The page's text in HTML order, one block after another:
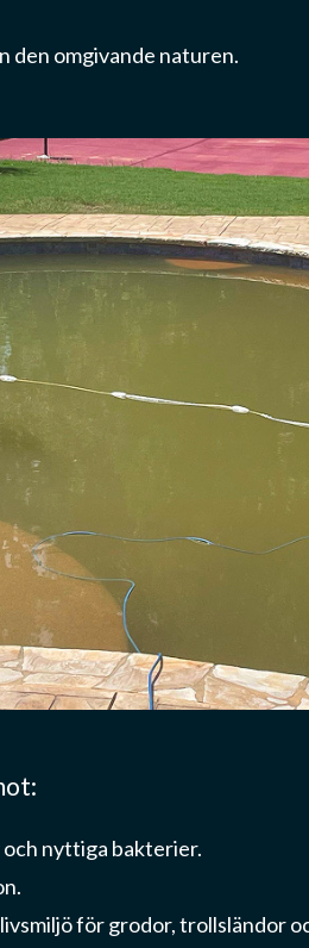
den omgivande naturen.
nyttiga bakterier.
för grodor, trollsländor